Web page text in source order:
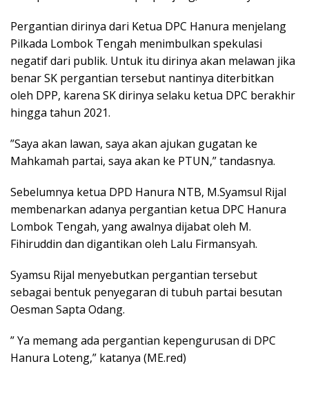
Pergantian dirinya dari Ketua DPC Hanura menjelang
Pilkada Lombok Tengah menimbulkan spekulasi
negatif dari publik. Untuk itu dirinya akan melawan jika
benar SK pergantian tersebut nantinya diterbitkan
oleh DPP, karena SK dirinya selaku ketua DPC berakhir
hingga tahun 2021.
”Saya akan lawan, saya akan ajukan gugatan ke
Mahkamah partai, saya akan ke PTUN,” tandasnya.
Sebelumnya ketua DPD Hanura NTB, M.Syamsul Rijal
membenarkan adanya pergantian ketua DPC Hanura
Lombok Tengah, yang awalnya dijabat oleh M.
Fihiruddin dan digantikan oleh Lalu Firmansyah.
Syamsu Rijal menyebutkan pergantian tersebut
sebagai bentuk penyegaran di tubuh partai besutan
Oesman Sapta Odang.
” Ya memang ada pergantian kepengurusan di DPC
Hanura Loteng,” katanya (ME.red)